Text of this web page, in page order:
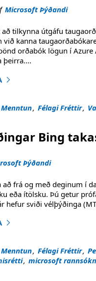
Microsoft Þýðandi
tilkynna útgáfu
kanna
orðabók lögun í
þeirra....
Neural Dictionary:
Menntun, Félagi Fréttir,
Bing
Þýðandi
frá og með deginum í
eða ítölsku. Þú getur
hefur sviði vélþýðinga
takast á við
Menntun, Félagi Fréttir,
, microsoft